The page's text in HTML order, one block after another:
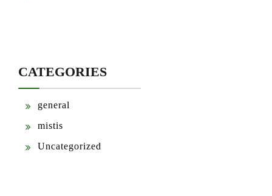
CATEGORIES
general
mistis
Uncategorized